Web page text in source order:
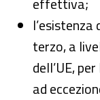
terzo, a
dell’UE,
ad